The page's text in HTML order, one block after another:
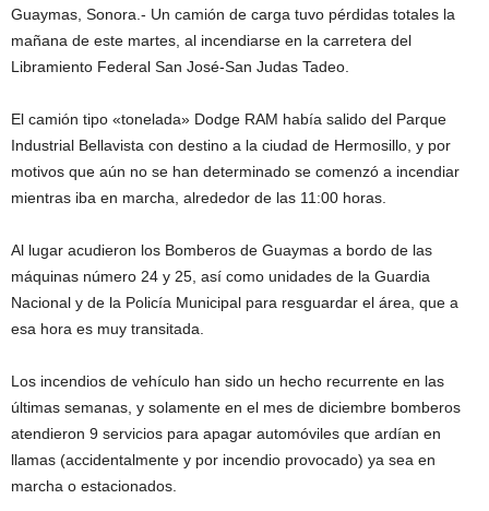
Guaymas, Sonora.- Un camión de carga tuvo pérdidas totales la
mañana de este martes, al incendiarse en la carretera del
Libramiento Federal San José-San Judas Tadeo.
El camión tipo «tonelada» Dodge RAM había salido del Parque
Industrial Bellavista con destino a la ciudad de Hermosillo, y por
motivos que aún no se han determinado se comenzó a incendiar
mientras iba en marcha, alrededor de las 11:00 horas.
Al lugar acudieron los Bomberos de Guaymas a bordo de las
máquinas número 24 y 25, así como unidades de la Guardia
Nacional y de la Policía Municipal para resguardar el área, que a
esa hora es muy transitada.
Los incendios de vehículo han sido un hecho recurrente en las
últimas semanas, y solamente en el mes de diciembre bomberos
atendieron 9 servicios para apagar automóviles que ardían en
llamas (accidentalmente y por incendio provocado) ya sea en
marcha o estacionados.